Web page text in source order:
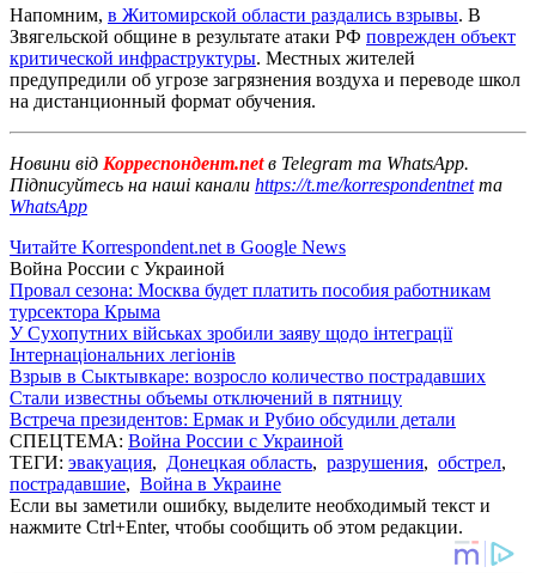
Напомним, в Житомирской области раздались взрывы. В
Звягельской общине в результате атаки РФ поврежден объект
критической инфраструктуры. Местных жителей
предупредили об угрозе загрязнения воздуха и переводе школ
на дистанционный формат обучения.
Новини від Корреспондент.netв Telegram та WhatsApp.
Підписуйтесь на наші канали https://t.me/korrespondentnetта
WhatsApp
Читайте Korrespondent.net в Google News
Война России с Украиной
Провал сезона: Москва будет платить пособия работникам
турсектора Крыма
У Сухопутних військах зробили заяву щодо інтеграції
Інтернаціональних легіонів
Взрыв в Сыктывкаре: возросло количество пострадавших
Стали известны объемы отключений в пятницу
Встреча президентов: Ермак и Рубио обсудили детали
СПЕЦТЕМА: Война России с Украиной
ТЕГИ: эвакуация, Донецкая область, разрушения, обстрел,
пострадавшие, Война в Украине
Если вы заметили ошибку, выделите необходимый текст и
нажмите Ctrl+Enter, чтобы сообщить об этом редакции.